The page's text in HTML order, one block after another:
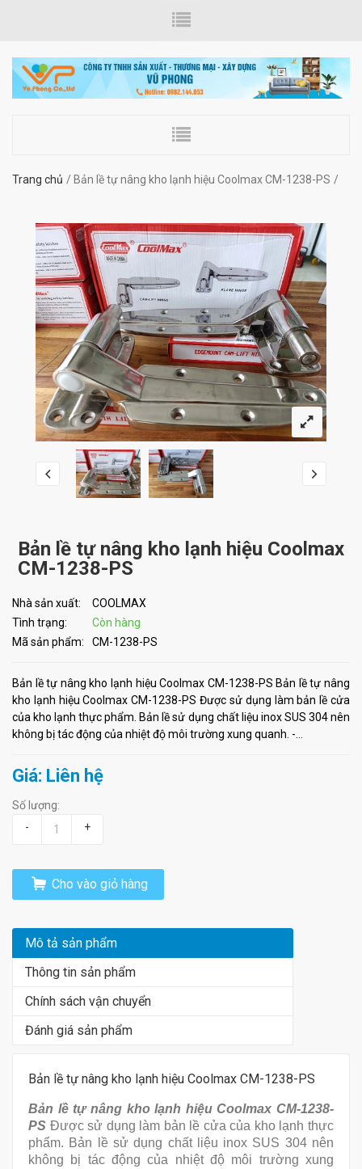
Trang chủ Bản lề tự nâng kho lạnh hiệu Coolmax CM-1238-PS
Bản lề tự nâng kho lạnh hiệu Coolmax
CM-1238-PS
Nhà sản xuất:
COOLMAX
Tình trạng:
Còn hàng
Mã sản phẩm:
CM-1238-PS
Bản lề tự nâng kho lạnh hiệu Coolmax CM-1238-PS Bản lề tự nâng
kho lạnh hiệu Coolmax CM-1238-PS Được sử dụng làm bản lề cửa
của kho lạnh thực phẩm. Bản lề sử dụng chất liệu inox SUS 304 nên
không bị tác động của nhiệt độ môi trường xung quanh. -...
Giá: Liên hệ
Số lượng:
-
+
Cho vào giỏ hàng
Mô tả sản phẩm
Thông tin sản phẩm
Chính sách vận chuyển
Đánh giá sản phẩm
Bản lề tự nâng kho lạnh hiệu Coolmax CM-1238-PS
Bản lề tự nâng kho lạnh hiệu Coolmax CM-1238-
PS Được sử dụng làm bản lề cửa của kho lạnh thực
phẩm. Bản lề sử dụng chất liệu inox SUS 304 nên
không bị tác động của nhiệt độ môi trường xung